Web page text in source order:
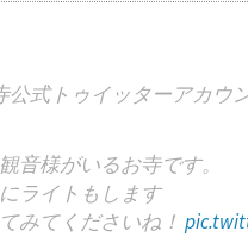
式トゥイッターアカウ
音様がいるお寺です。
ライトもします
みてくださいね！